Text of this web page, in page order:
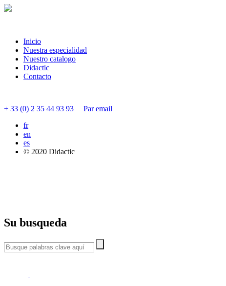
Inicio
Nuestra especialidad
Nuestro catalogo
Didactic
Contacto
+ 33 (0) 2 35 44 93 93
Par email
fr
en
es
© 2020 Didactic
Su busqueda